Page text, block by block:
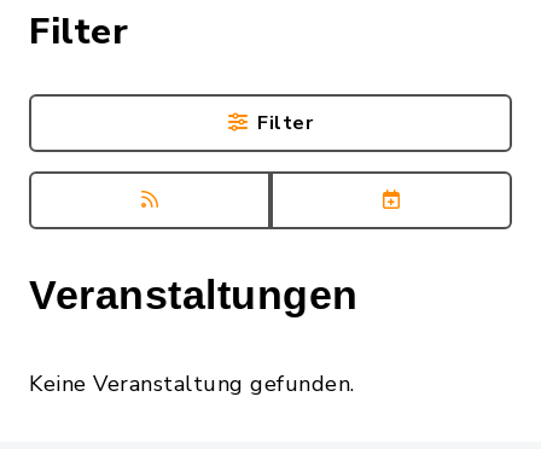
Veranstaltungen
Keine Veranstaltung gefunden.
Filter
Filter